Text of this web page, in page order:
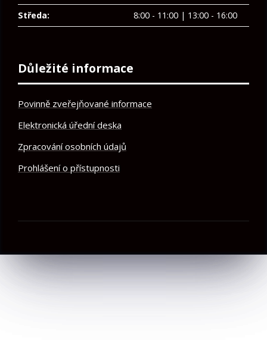
Středa:
8:00 - 11:00 | 13:00 - 16:00
Důležité informace
Povinně zveřejňované informace
Elektronická úřední deska
Zpracování osobních údajů
Prohlášení o přístupnosti